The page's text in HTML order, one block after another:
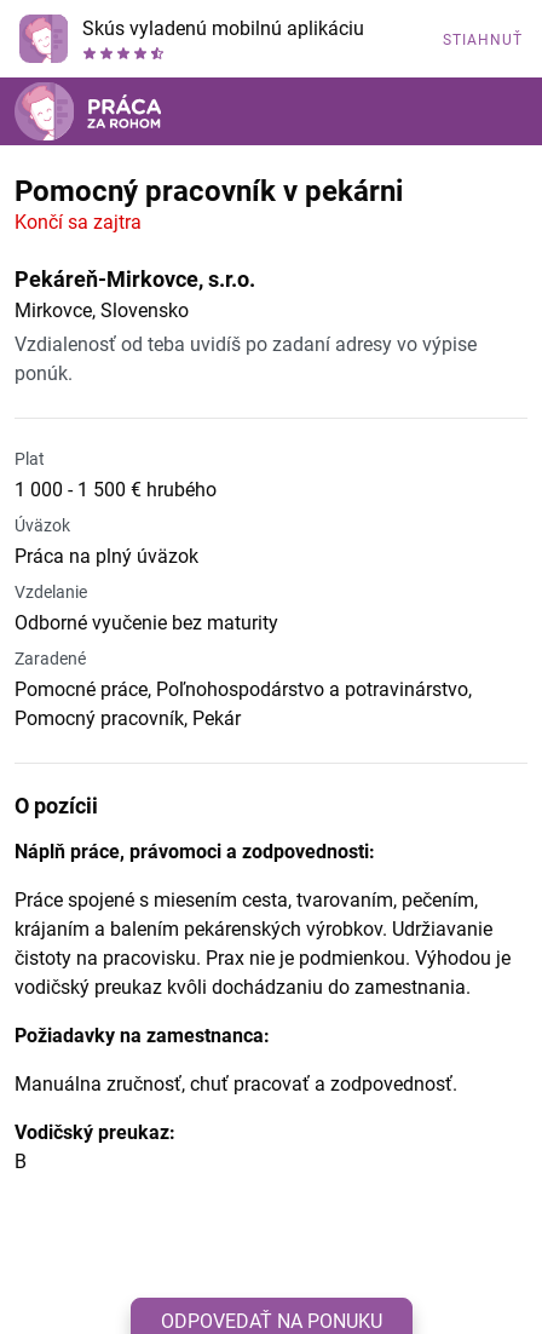
Skús vyladenú mobilnú aplikáciu STIAHNUŤ
Pomocný pracovník v pekárni
Končí sa zajtra
Pekáreň-Mirkovce, s.r.o.
Mirkovce, Slovensko
Vzdialenosť od teba uvidíš po zadaní adresy vo výpise
ponúk.
Plat
1 000 - 1 500 € hrubého
Úväzok
Práca na plný úväzok
Vzdelanie
Odborné vyučenie bez maturity
Zaradené
Pomocné práce, Poľnohospodárstvo a potravinárstvo,
Pomocný pracovník, Pekár
O pozícii
Náplň práce, právomoci a zodpovednosti:
Práce spojené s miesením cesta, tvarovaním, pečením,
krájaním a balením pekárenských výrobkov. Udržiavanie
čistoty na pracovisku. Prax nie je podmienkou. Výhodou je
vodičský preukaz kvôli dochádzaniu do zamestnania.
Požiadavky na zamestnanca:
Manuálna zručnosť, chuť pracovať a zodpovednosť.
Vodičský preukaz:
B
ODPOVEDAŤ NA PONUKU